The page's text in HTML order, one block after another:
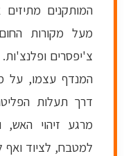
המותקנים
מעל מקורות
צ'יפסרים
המנדף עצמו, על
דרך תעלות
מרגע זיהוי האש,
למטבח, לציוד ואף